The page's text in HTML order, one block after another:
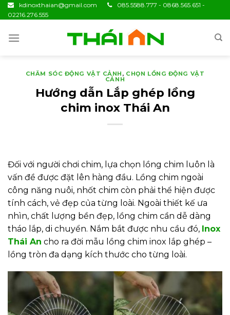
Skip
to
kdinoxthaian@gmail.com
085.5588.777 - 0868.565.651 -
02216.276.555
CHĂM SÓC ĐỘNG VẬT CẢNH , CHỌN LỒNG ĐỘNG VẬT
CẢNH
Hướng dẫn Lắp ghép lồng
chim inox Thái An
Đối với người chơi chim, lựa chọn lồng chim luôn là
vấn đề được đặt lên hàng đầu. Lồng chim ngoài
công năng nuôi, nhốt chim còn phải thể hiện được
tính cách, vẻ đẹp của từng loài. Ngoài thiết kế ưa
nhìn, chất lượng bền đẹp, lồng chim cần dễ dàng
tháo lắp, di chuyển. Nắm bắt được nhu cầu đó, Inox
Thái An cho ra đời mẫu lồng chim inox lắp ghép –
lồng tròn đa dạng kích thước cho từng loài.